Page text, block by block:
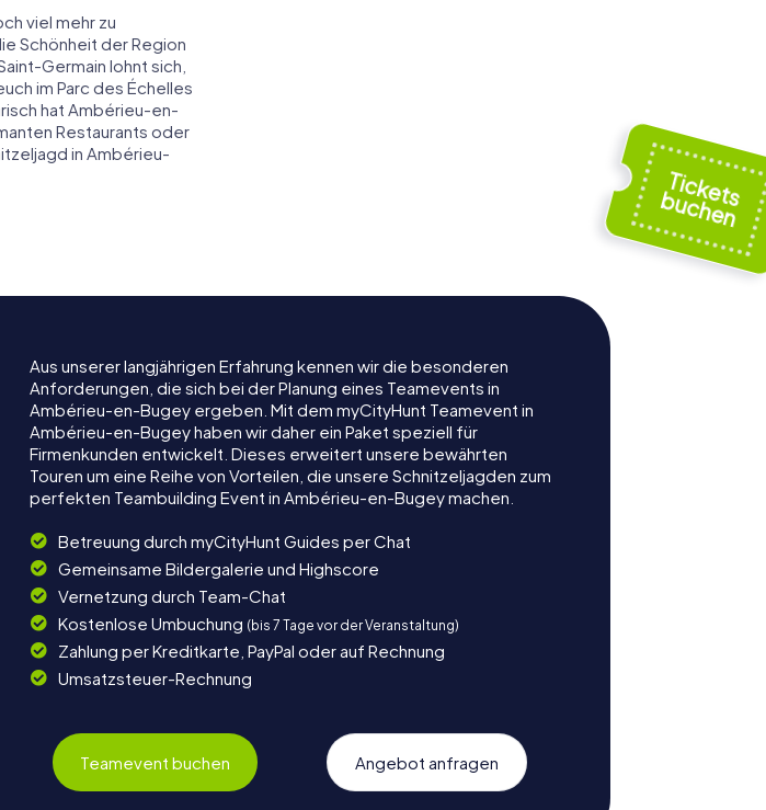
viel mehr zu
Schönheit der Region
Germain lohnt sich,
im Parc des Échelles
hat Ambérieu-en-
Restaurants oder
in Ambérieu-
Aus unserer langjährigen Erfahrung kennen wir die besonderen
Anforderungen, die sich bei der Planung eines Teamevents in
Ambérieu-en-Bugey ergeben. Mit dem myCityHunt Teamevent in
Ambérieu-en-Bugey haben wir daher ein Paket speziell für
Firmenkunden entwickelt. Dieses erweitert unsere bewährten
Touren um eine Reihe von Vorteilen, die unsere Schnitzeljagden zum
perfekten Teambuilding Event in Ambérieu-en-Bugey machen.
Betreuung durch myCityHunt Guides per Chat
Gemeinsame Bildergalerie und Highscore
Vernetzung durch Team-Chat
Kostenlose Umbuchung (bis 7 Tage vor der Veranstaltung)
Zahlung per Kreditkarte, PayPal oder auf Rechnung
Umsatzsteuer-Rechnung
Teamevent buchen Angebot anfragen